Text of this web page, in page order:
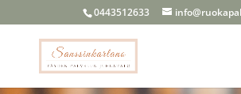
0443512633